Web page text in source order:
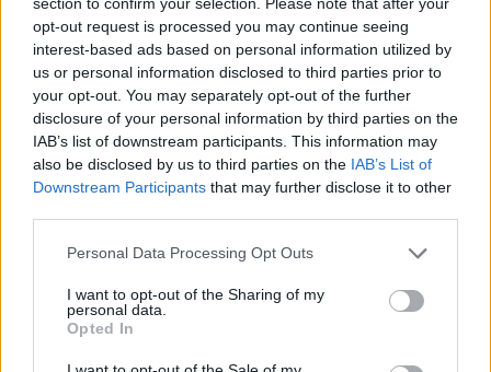
opt-out request is processed you may continue seeing
interest-based ads based on personal information utilized by
us or personal information disclosed to third parties prior to
your opt-out. You may separately opt-out of the further
disclosure of your personal information by third parties on the
IAB’s list of downstream participants. This information may
also be disclosed by us to third parties on the IAB’s List of
Downstream Participants that may further disclose it to other
Personal Data Processing Opt Outs
I want to opt-out of the Sharing of my
personal data.
Opted In
Nombres gitanos de niño y de niña: ¡36 nombres
preciosos!